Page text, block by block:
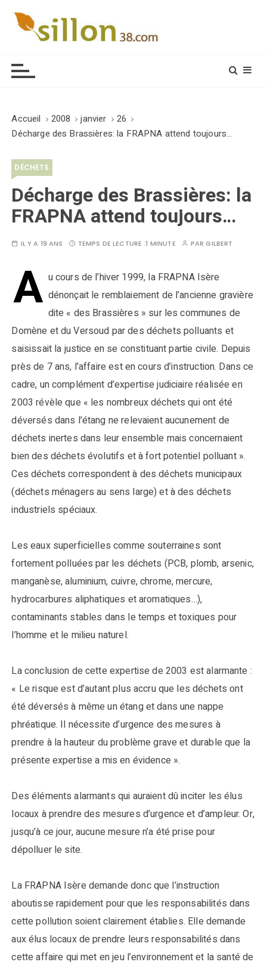
Accueil 2008 janvier
26
Décharge des Brassières: la FRAPNA attend toujours…
DÉCHETS
Décharge des Brassières: la
FRAPNA attend toujours…
IL Y A 19 ANS TEMPS DE LECTURE :1 MINUTE PARGILBERT
A u cours de l’hiver 1999, la FRAPNA Isère
dénonçait le remblaiement de l’ancienne gravière
dite « des Brassières » sur les communes de
Domène et du Versoud par des déchets polluants et
saisissait la justice en se constituant partie civile. Depuis
près de 7 ans, l’affaire est en cours d’instruction. Dans ce
cadre, un complément d’expertise judiciaire réalisée en
2003 révèle que « les nombreux déchets qui ont été
déversés dans l’étang ne relevaient aucunement de
déchets inertes dans leur ensemble mais concernaient
bien des déchets évolutifs et à fort potentiel polluant ».
Ces déchets correspondent à des déchets municipaux
(déchets ménagers au sens large) et à des déchets
industriels spéciaux.
Les eaux superficielles comme souterraines sont
fortement polluées par les déchets (PCB, plomb, arsenic,
manganèse, aluminium, cuivre, chrome, mercure,
hydrocarbures aliphatiques et aromatiques…),
contaminants stables dans le temps et toxiques pour
l’homme et le milieu naturel.
La conclusion de cette expertise de 2003 est alarmante :
« Le risque est d’autant plus accru que les déchets ont
été déversés à même un étang et dans une nappe
phréatique. Il nécessite d’urgence des mesures à
prendre à la hauteur du problème grave et durable que la
présente expertise a mis en évidence ».
Des éléments alarmants qui auraient dû inciter les élus
locaux à prendre des mesures d’urgence et d’ampleur. Or,
jusqu’à ce jour, aucune mesure n’a été prise pour
dépolluer le site.
La FRAPNA Isère demande donc que l’instruction
aboutisse rapidement pour que les responsabilités dans
cette pollution soient clairement établies. Elle demande
aux élus locaux de prendre leurs responsabilités dans
cette affaire qui met en jeu l’environnement et la santé de